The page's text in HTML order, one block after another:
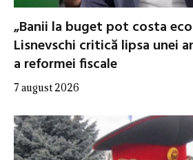
„Banii la buget pot costa
Lisnevschi critică lipsa unei
a reformei fiscale
7 august 2026